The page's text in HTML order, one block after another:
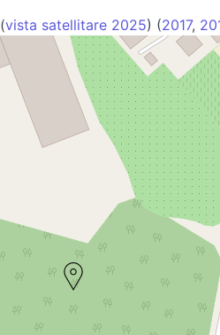
(vista satellitare 2025) (2017,